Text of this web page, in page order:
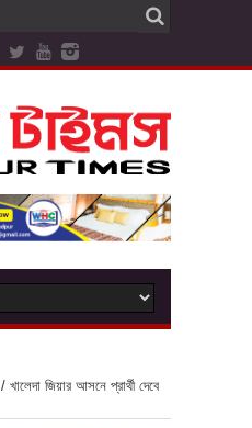
/ খালেদা জিয়ার আসনে প্রার্থী দেবে